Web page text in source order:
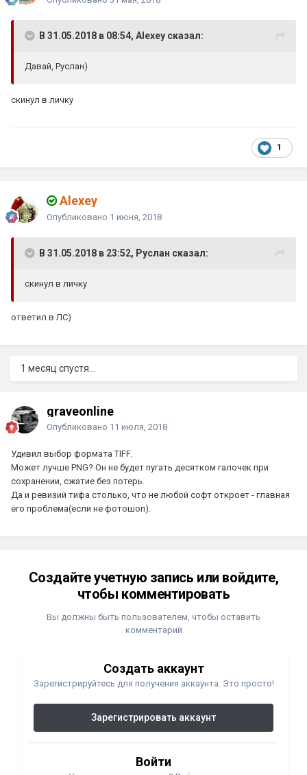
В 31.05.2018 в 08:54, Alexey сказал:
Давай, Руслан)
скинул в личку
1
Alexey
Опубликовано 1 июня, 2018
В 31.05.2018 в 23:52, Руслан сказал:
скинул в личку
ответил в ЛС)
1 месяц спустя...
graveonline
Опубликовано 11 июля, 2018
Удивил выбор формата TIFF.
Может лучше PNG? Он не будет пугать десятком галочек при
сохранении, сжатие без потерь.
Да и ревизий тифа столько, что не любой софт откроет - главная
его проблема(если не фотошоп).
Создайте учетную запись или войдите,
чтобы комментировать
Вы должны быть пользователем, чтобы оставить
комментарий
Создать аккаунт
Зарегистрируйтесь для получения аккаунта. Это просто!
Зарегистрировать аккаунт
Войти